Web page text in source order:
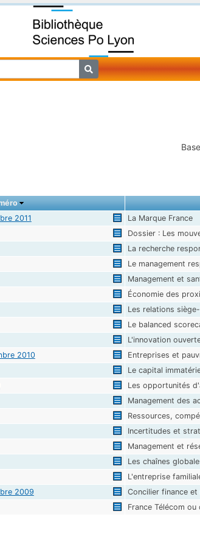
2011
La Marque France
Dossier : Les
La recherche
Le management
Management et
Économie des
Les relations
Le balanced
L'innovation
2010
Entreprises et
Le capital
Les opportunités
Management des
Ressources,
Incertitudes et
Management et
Les chaînes
L'entreprise
2009
Concilier finance et
France Télécom